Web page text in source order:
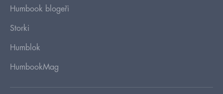
Humbook blogeři
Storki
Humblok
HumbookMag